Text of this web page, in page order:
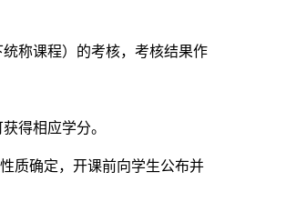
称课程）的考核，考核结果作
得相应学分。
质确定，开课前向学生公布并